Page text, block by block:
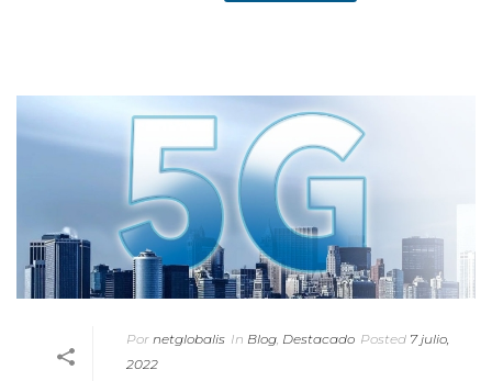
Por netglobalis In Blog Destacado Posted 7 julio,
2022